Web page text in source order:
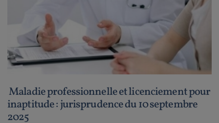
Maladie professionnelle et licenciement pour
inaptitude : jurisprudence du 10 septembre
2025